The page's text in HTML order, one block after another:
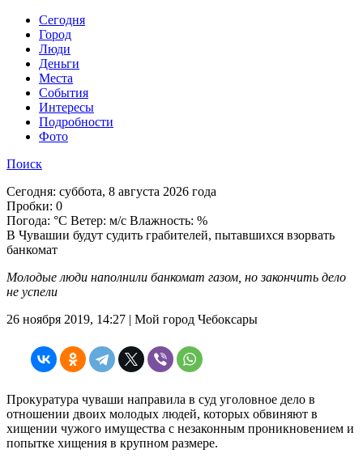
Cегодня
Город
Люди
Деньги
Места
События
Интересы
Подробности
Фото
Поиск
Сегодня: суббота, 8 августа 2026 года
Пробки: 0
Погода: °C Ветер: м/с Влажность: %
В Чувашии будут судить грабителей, пытавшихся взорвать
банкомат
Молодые люди наполнили банкомат газом, но закончить дело
не успели
26 ноября 2019, 14:27 | Мой город Чебоксары
Прокуратура чуваши направила в суд уголовное дело в
отношении двоих молодых людей, которых обвиняют в
хищении чужого имущества с незаконным проникновением и
попытке хищения в крупном размере.